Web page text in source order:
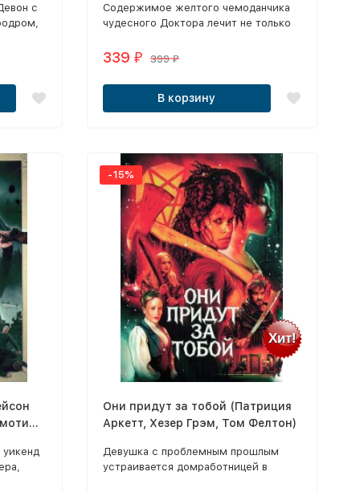
с
Содержимое желтого чемоданчика
чудесного Доктора лечит не только
одиночество, трусость и робость.
339 ₽ 399₽
В корзину
Хит!
-15%
Они придут за тобой (Патриция
Аркетт, Хезер Грэм, Том Фелтон)
Девушка с проблемным прошлым
устраивается домработницей в